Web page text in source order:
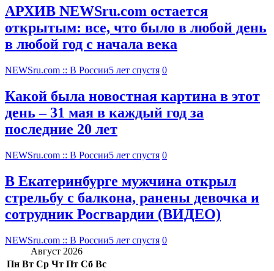
АРХИВ NEWSru.com остается
открытым: все, что было в любой день
в любой год с начала века
NEWSru.com :: В России5 лет спустя 0
Какой была новостная картина в этот
день – 31 мая в каждый год за
последние 20 лет
NEWSru.com :: В России5 лет спустя 0
В Екатеринбурге мужчина открыл
стрельбу с балкона, ранены девочка и
сотрудник Росгвардии (ВИДЕО)
NEWSru.com :: В России5 лет спустя 0
Август 2026
Пн Вт Ср Чт Пт Сб Вс